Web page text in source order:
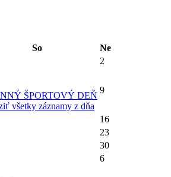
So
Ne
2
ŠPORTOVÝ DEŇ
všetky záznamy z dňa
9
16
23
30
6